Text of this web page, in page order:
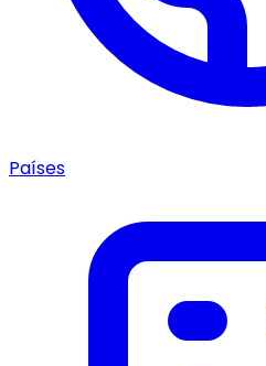
Países